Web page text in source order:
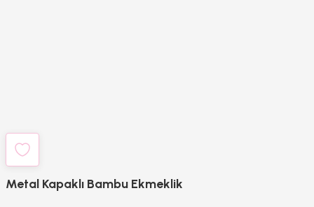
Metal Kapaklı Bambu Ekmeklik